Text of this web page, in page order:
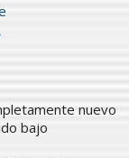
nuevo
bajo